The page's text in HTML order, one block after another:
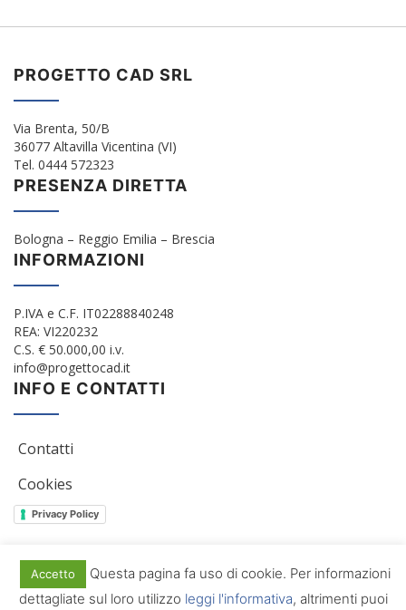
PROGETTO CAD SRL
Via Brenta, 50/B
36077 Altavilla Vicentina (VI)
Tel. 0444 572323
PRESENZA DIRETTA
Bologna – Reggio Emilia – Brescia
INFORMAZIONI
P.IVA e C.F. IT02288840248
REA: VI220232
C.S. € 50.000,00 i.v.
info@progettocad.it
INFO E CONTATTI
Contatti
Cookies
Privacy Policy
© 2012/2022 Progetto Cad Srl. All Rights Reserved
Accetto
Questa pagina fa uso di cookie. Per informazioni
dettagliate sul loro utilizzo leggi l'informativa, altrimenti puoi